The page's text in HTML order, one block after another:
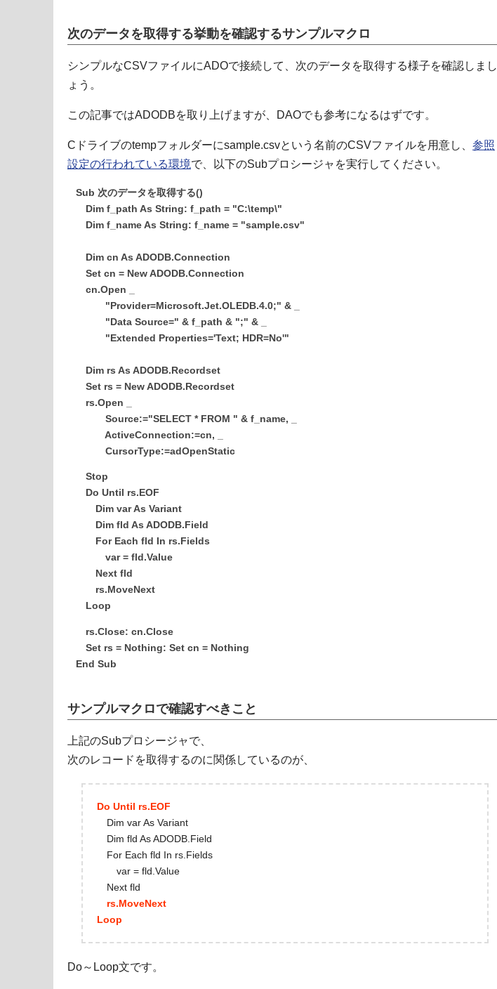
次のデータを取得する挙動を確認するサンプルマクロ
シンプルなCSVファイルにADOで接続して、次のデータを取得する様子を確認しまし
ょう。
この記事ではADODBを取り上げますが、DAOでも参考になるはずです。
Cドライブのtempフォルダーにsample.csvという名前のCSVファイルを用意し、 参照
設定の行われている環境で、以下のSubプロシージャを実行してください。
Sub 次のデータを取得する()
Dim f_path As String: f_path = "C:\temp\"
Dim f_name As String: f_name = "sample.csv"
Dim cn As ADODB.Connection
Set cn = New ADODB.Connection
cn.Open _
"Provider=Microsoft.Jet.OLEDB.4.0;" & _
"Data Source=" & f_path & ";" & _
"Extended Properties='Text; HDR=No'"
Dim rs As ADODB.Recordset
Set rs = New ADODB.Recordset
rs.Open _
Source:="SELECT * FROM " & f_name, _
ActiveConnection:=cn, _
CursorType:=adOpenStatic
Stop
Do Until rs.EOF
Dim var As Variant
Dim fld As ADODB.Field
For Each fld In rs.Fields
var = fld.Value
Next fld
rs.MoveNext
Loop
rs.Close: cn.Close
Set rs = Nothing: Set cn = Nothing
End Sub
サンプルマクロで確認すべきこと
上記のSubプロシージャで、
次のレコードを取得するのに関係しているのが、
Do Until rs.EOF
Dim var As Variant
Dim fld As ADODB.Field
For Each fld In rs.Fields
var = fld.Value
Next fld
rs.MoveNext
Loop
Do～Loop文です。